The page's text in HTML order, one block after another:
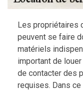
Les propriétaires
peuvent se faire
matériels
important de
de contacter des
requises. Dans